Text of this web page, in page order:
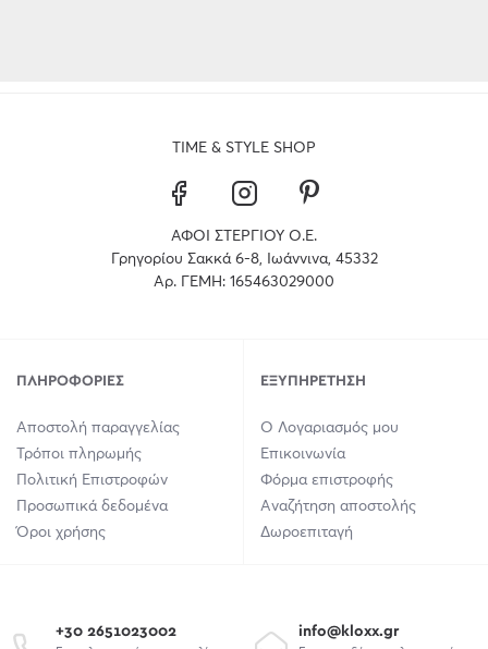
TIME & STYLE SHOP
ΑΦΟΙ ΣΤΕΡΓΙΟΥ Ο.Ε.
Γρηγορίου Σακκά 6-8, Ιωάννινα, 45332
Αρ. ΓΕΜΗ: 165463029000
ΠΛΗΡΟΦΟΡΊΕΣ
Αποστολή παραγγελίας
Τρόποι πληρωμής
Πολιτική Επιστροφών
Προσωπικά δεδομένα
Όροι χρήσης
ΕΞΥΠΗΡΈΤΗΣΗ
Ο Λογαριασμός μου
Επικοινωνία
Φόρμα επιστροφής
Αναζήτηση αποστολής
Δωροεπιταγή
+30 2651023002 info@kloxx.gr